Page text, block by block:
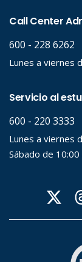
Hasta...